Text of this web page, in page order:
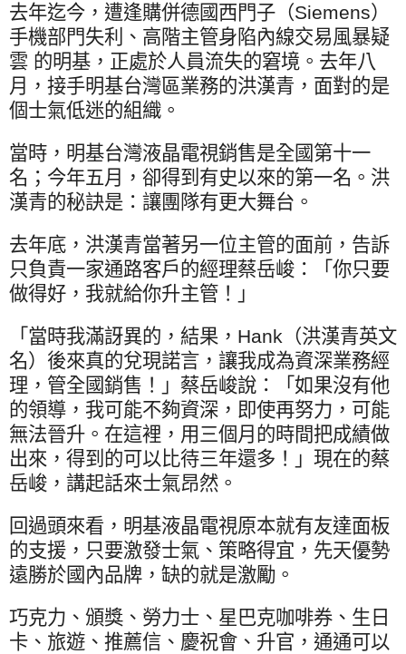
去年迄今，遭逢購併德國西門子（Siemens）
手機部門失利、高階主管身陷內線交易風暴疑
雲 的明基，正處於人員流失的窘境。去年八
月，接手明基台灣區業務的洪漢青，面對的是
個士氣低迷的組織。
當時，明基台灣液晶電視銷售是全國第十一
名；今年五月，卻得到有史以來的第一名。洪
漢青的秘訣是：讓團隊有更大舞台。
去年底，洪漢青當著另一位主管的面前，告訴
只負責一家通路客戶的經理蔡岳峻：「你只要
做得好，我就給你升主管！」
「當時我滿訝異的，結果， Hank （洪漢青英文
名）後來真的兌現諾言，讓我成為資深業務經
理，管全國銷售！」蔡岳峻說：「如果沒有他
的領導，我可能不夠資深，即使再努力，可能
無法晉升。在這裡，用三個月的時間把成績做
出來，得到的可以比待三年還多！」現在的蔡
岳峻，講起話來士氣昂然。
回過頭來看，明基液晶電視原本就有友達面板
的支援，只要激發士氣、策略得宜，先天優勢
遠勝於國內品牌，缺的就是激勵。
巧克力、頒獎、勞力士、星巴克咖啡券、生日
卡、旅遊、推薦信、慶祝會、升官，通通可以